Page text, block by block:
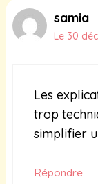
samia
Le 30
Les
trop
simplifier
Répondre